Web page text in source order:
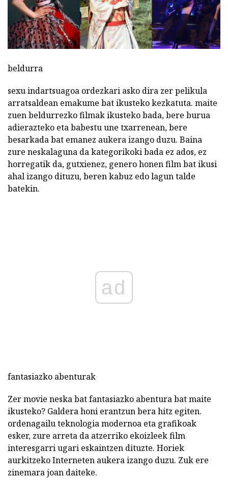
beldurra
sexu indartsuagoa ordezkari asko dira zer pelikula
arratsaldean emakume bat ikusteko kezkatuta. maite
zuen beldurrezko filmak ikusteko bada, bere burua
adierazteko eta babestu une txarrenean, bere
besarkada bat emanez aukera izango duzu. Baina
zure neskalaguna da kategorikoki bada ez ados, ez
horregatik da, gutxienez, genero honen film bat ikusi
ahal izango dituzu, beren kabuz edo lagun talde
batekin.
ad
fantasiazko abenturak
Zer movie neska bat fantasiazko abentura bat maite
ikusteko? Galdera honi erantzun bera hitz egiten.
ordenagailu teknologia modernoa eta grafikoak
esker, zure arreta da atzerriko ekoizleek film
interesgarri ugari eskaintzen dituzte. Horiek
aurkitzeko Interneten aukera izango duzu. Zuk ere
zinemara joan daiteke.